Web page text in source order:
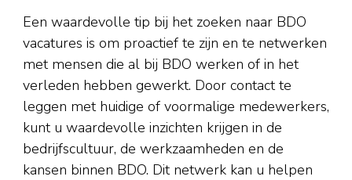
Een waardevolle tip bij het zoeken naar BDO
vacatures is om proactief te zijn en te netwerken
met mensen die al bij BDO werken of in het
verleden hebben gewerkt. Door contact te
leggen met huidige of voormalige medewerkers,
kunt u waardevolle inzichten krijgen in de
bedrijfscultuur, de werkzaamheden en de
kansen binnen BDO. Dit netwerk kan u helpen